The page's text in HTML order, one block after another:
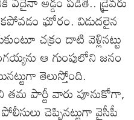
ఘోరం. విడుదలైన
చక్రం దాటి వెళ్లినట్టు
ఆ గుంపులోని జనం
తెలుస్తోంది.
తమ పార్టీ వారు పూనుకోగా,
చెప్పినట్టుగా వైసీపీ